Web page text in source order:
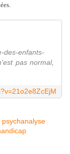
des-enfants-
pas normal,